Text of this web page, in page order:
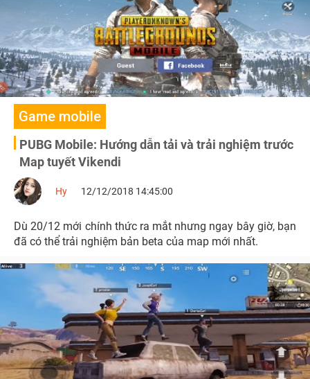
Game mobile
PUBG Mobile: Hướng dẫn tải và trải nghiệm trước
Map tuyết Vikendi
Dù 20/12 mới chính thức ra mắt nhưng ngay bây giờ, bạn